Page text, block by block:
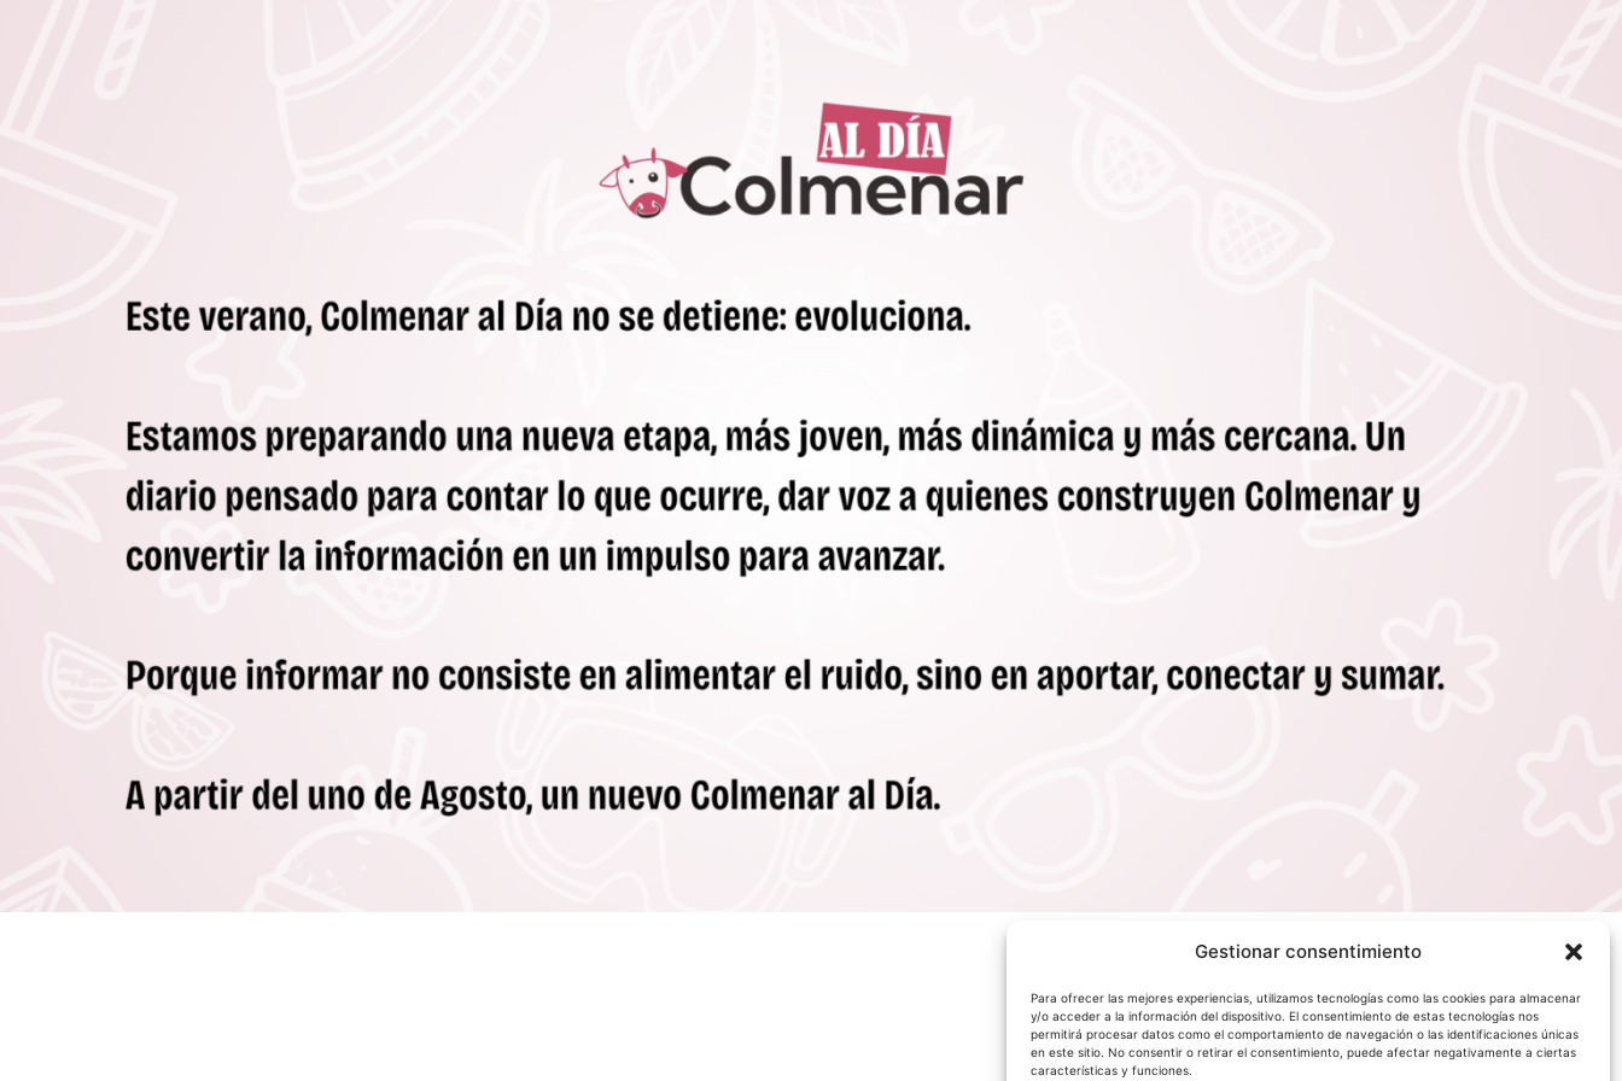
Gestionar consentimiento
Para ofrecer las mejores experiencias, utilizamos tecnologías como las cookies para almacenar
y/o acceder a la información del dispositivo. El consentimiento de estas tecnologías nos
permitirá procesar datos como el comportamiento de navegación o las identificaciones únicas
en este sitio. No consentir o retirar el consentimiento, puede afectar negativamente a ciertas
características y funciones.